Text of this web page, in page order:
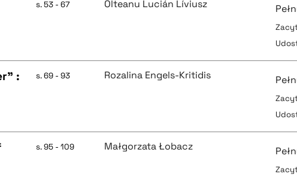
s. 53 - 67 Olteanu Lucián Líviusz
:
s. 69 - 93 Rozalina Engels-Kritidis
s. 95 - 109 Małgorzata Łobacz